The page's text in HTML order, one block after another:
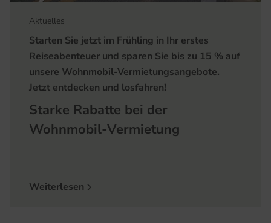
Aktuelles
Starten Sie jetzt im Frühling in Ihr erstes
Reiseabenteuer und sparen Sie bis zu 15 % auf
unsere Wohnmobil-Vermietungsangebote.
Jetzt entdecken und losfahren!
Starke Rabatte bei der
Wohnmobil-Vermietung
Weiterlesen